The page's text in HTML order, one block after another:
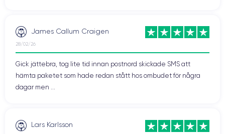
James Callum Craigen
28/02/26
Gick jättebra, tog lite tid innan postnord skickade SMS att
hämta paketet som hade redan stått hos ombudet för några
dagar men ...
Lars Karlsson